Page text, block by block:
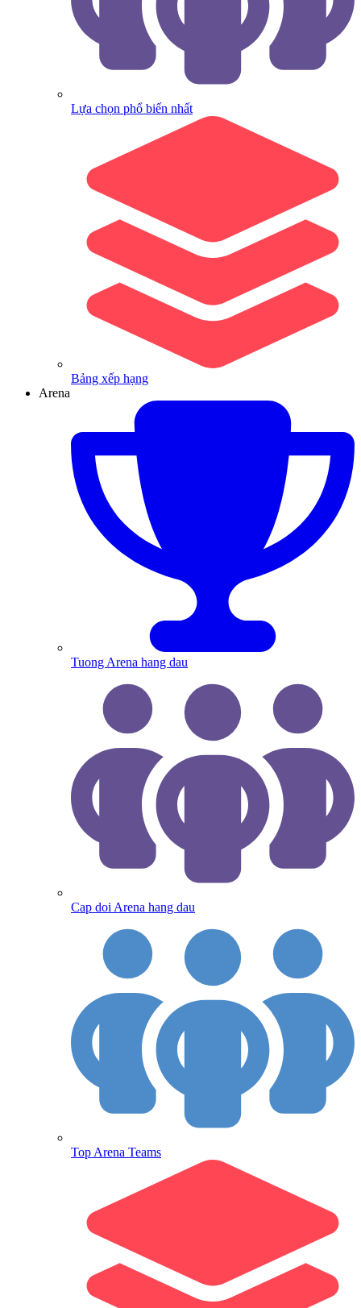
Lựa chọn phổ biến nhất
Bảng xếp hạng
Arena
Tuong Arena hang dau
Cap doi Arena hang dau
Top Arena Teams